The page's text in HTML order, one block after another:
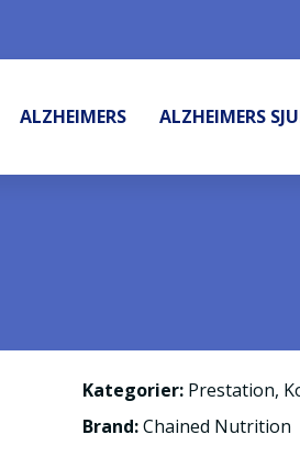
ALZHEIMERS ALZHEIMERS
Kategorier: Prestation,
Brand:Chained Nutrition